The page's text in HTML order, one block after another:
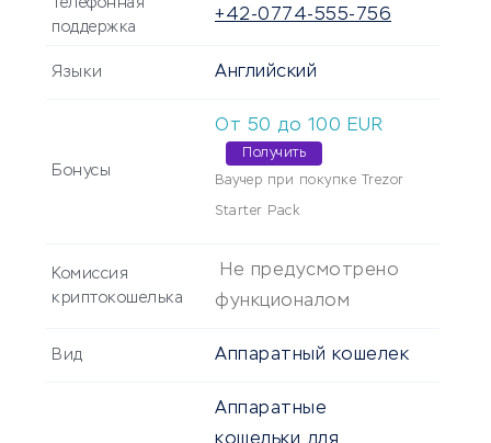
Телефонная
поддержка
+42-0774-555-756
Языки Английский
Бонусы
От 50 до 100 EUR
Получить
Ваучер при покупке Trezor
Starter Pack
Комиссия
криптокошелька
Не предусмотрено
функционалом
Вид Аппаратный кошелек
Аппаратные